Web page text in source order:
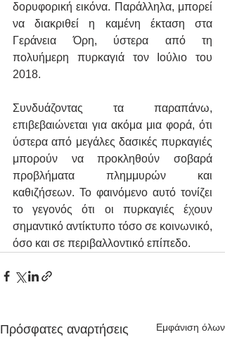
δορυφορική εικόνα. Παράλληλα, μπορεί
να διακριθεί η καμένη έκταση στα
Γεράνεια Όρη, ύστερα από τη
πολυήμερη πυρκαγιά τον Ιούλιο του
2018.
Συνδυάζοντας τα παραπάνω,
επιβεβαιώνεται για ακόμα μια φορά, ότι
ύστερα από μεγάλες δασικές πυρκαγιές
μπορούν να προκληθούν σοβαρά
προβλήματα πλημμυρών και
καθιζήσεων. Το φαινόμενο αυτό τονίζει
το γεγονός ότι οι πυρκαγιές έχουν
σημαντικό αντίκτυπο τόσο σε κοινωνικό,
όσο και σε περιβαλλοντικό επίπεδο.
Πρόσφατες αναρτήσεις Εμφάνιση όλων